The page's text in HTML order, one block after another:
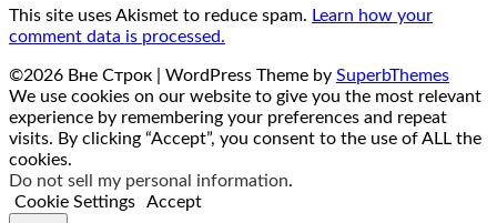
This site uses Akismet to reduce spam. Learn how your
comment data is processed.
©2026 Вне Строк | WordPress Theme by SuperbThemes
We use cookies on our website to give you the most relevant
experience by remembering your preferences and repeat
visits. By clicking “Accept”, you consent to the use of ALL the
cookies.
Do not sell my personal information.
Cookie Settings
Accept